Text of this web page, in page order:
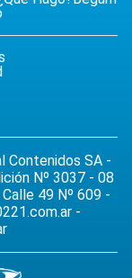
Contenidos SA -
Nº 3037 - 08
49 Nº 609 -
-